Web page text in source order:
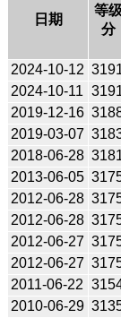
日期
等
分
2024-10-12
2024-10-11
2019-12-16
2019-03-07
2018-06-28
2013-06-05
2012-06-28
2012-06-28
2012-06-27
2012-06-27
2011-06-22
2010-06-29